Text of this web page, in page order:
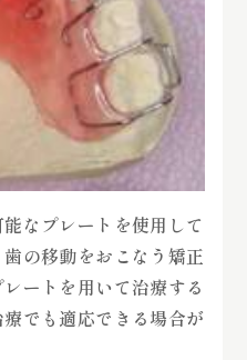
なプレートを使用して
の移動をおこなう矯正
ートを用いて治療する
でも適応できる場合が